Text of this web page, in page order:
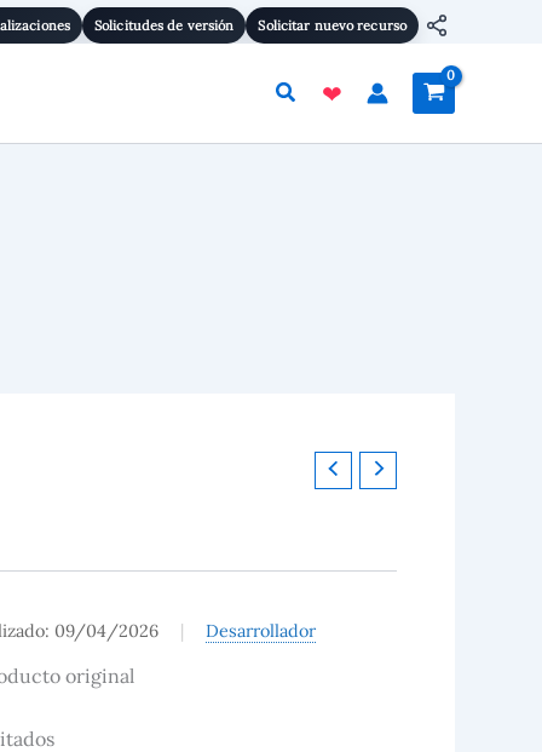
Solicitudes de versión Solicitar nuevo recurso
Buscar
❤
09/04/2026 | Desarrollador
original